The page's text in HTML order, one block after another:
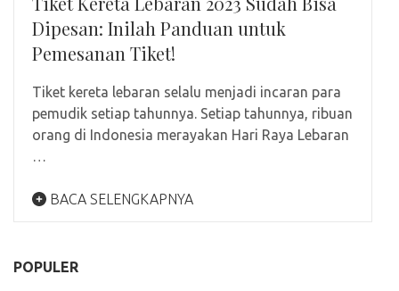
Dipesan: Inilah Panduan untuk
Pemesanan Tiket!
Tiket kereta lebaran selalu menjadi incaran para
pemudik setiap tahunnya. Setiap tahunnya, ribuan
orang di Indonesia merayakan Hari Raya Lebaran
…
BACA SELENGKAPNYA
POPULER